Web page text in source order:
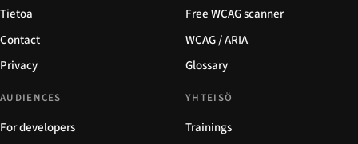
Tietoa
Contact
Privacy
Free WCAG scanner
WCAG / ARIA
Glossary
AUDIENCES
For developers
YHTEISÖ
Trainings